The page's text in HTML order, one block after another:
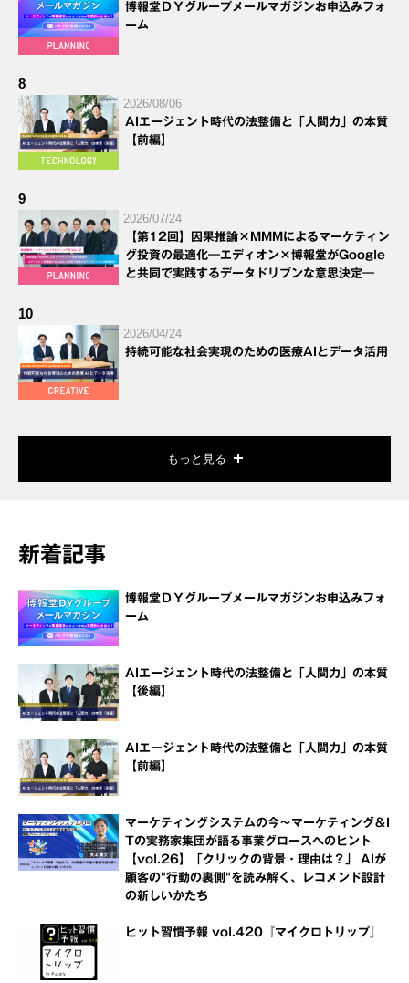
博報堂ＤＹグループメールマガジンお申込みフォ
ーム
8
2026/08/06
AIエージェント時代の法整備と「人間力」の本質
【前編】
9
2026/07/24
【第12回】因果推論×MMMによるマーケティン
グ投資の最適化―エディオン×博報堂がGoogle
と共同で実践するデータドリブンな意思決定―
10
2026/04/24
持続可能な社会実現のための医療AIとデータ活用
もっと見る
新着記事
博報堂ＤＹグループメールマガジンお申込みフォ
ーム
AIエージェント時代の法整備と「人間力」の本質
【後編】
AIエージェント時代の法整備と「人間力」の本質
【前編】
マーケティングシステムの今～マーケティング＆I
Tの実務家集団が語る事業グロースへのヒント
【vol.26】「クリックの背景・理由は？」 AIが
顧客の"行動の裏側"を読み解く、レコメンド設計
の新しいかたち
ヒット習慣予報 vol.420『マイクロトリップ』